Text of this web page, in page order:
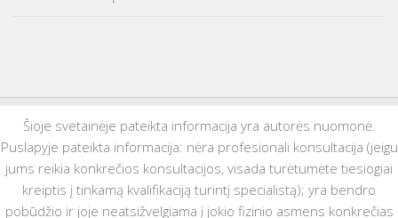
Šioje svetainėje pateikta informacija yra autorės nuomonė.
Puslapyje pateikta informacija: nėra profesionali konsultacija (jeigu
jums reikia konkrečios konsultacijos, visada turėtumėte tiesiogiai
kreiptis į tinkamą kvalifikaciją turintį specialistą); yra bendro
pobūdžio ir joje neatsižvelgiama į jokio fizinio asmens konkrečias